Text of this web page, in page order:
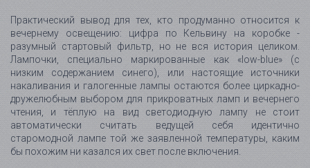
Практический вывод для тех, кто продуманно относится к
вечернему освещению: цифра по Кельвину на коробке -
разумный стартовый фильтр, но не вся история целиком.
Лампочки, специально маркированные как «low-blue» (с
низким содержанием синего), или настоящие источники
накаливания и галогенные лампы остаются более циркадно-
дружелюбным выбором для прикроватных ламп и вечернего
чтения, и тёплую на вид светодиодную лампу не стоит
автоматически считать ведущей себя идентично
старомодной лампе той же заявленной температуры, каким
бы похожим ни казался их свет после включения.